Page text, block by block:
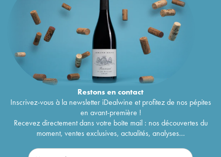
Restons encontact
Inscrivez-vous à la newsletter iDealwine et profitez de nos pépites
en avant-première !
Recevez directement dans votre boîte mail : nos découvertes du
moment, ventes exclusives, actualités, analyses...